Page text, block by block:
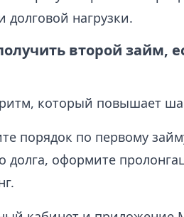
нагрузки.
второй займ,
который повышает
порядок по первому
долга, оформите